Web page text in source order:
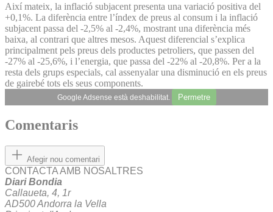
Així mateix, la inflació subjacent presenta una variació positiva del
+0,1%. La diferència entre l’índex de preus al consum i la inflació
subjacent passa del -2,5% al -2,4%, mostrant una diferència més
baixa, al contrari que altres mesos. Aquest diferencial s’explica
principalment pels preus dels productes petroliers, que passen del
-27% al -25,6%, i l’energia, que passa del -22% al -20,8%. Per a la
resta dels grups especials, cal assenyalar una disminució en els preus
de gairebé tots els seus components.
Google Adsense està deshabilitat. Permetre
Comentaris
Afegir nou comentari
CONTACTA AMB NOSALTRES
Diari Bondia
Callaueta, 4, 1r
AD500 Andorra la Vella